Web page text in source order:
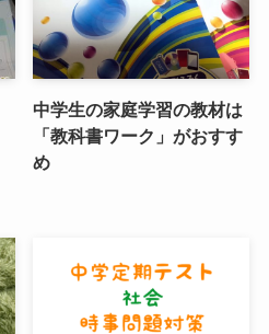
中学生の家庭学習の教材は
「教科書ワーク」がおすす
め